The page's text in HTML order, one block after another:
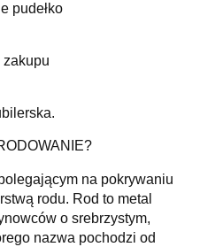
pudełko
zakupu
na pokrywaniu
rodu. Rod to metal
o srebrzystym,
nazwa pochodzi od